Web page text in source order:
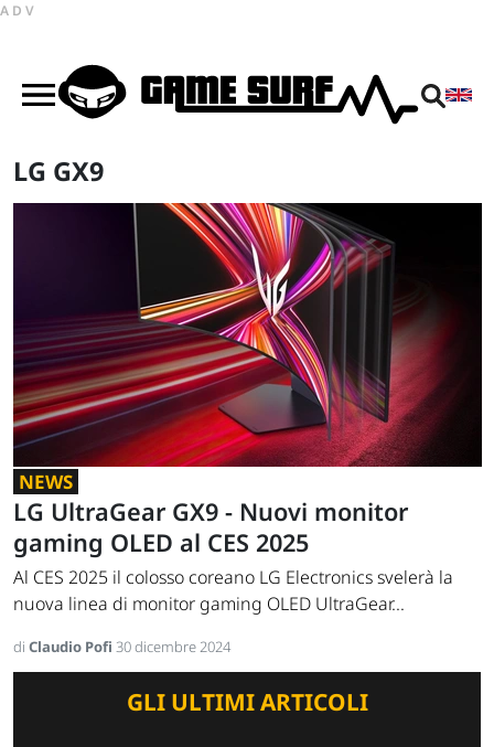
ADV
LG GX9
NEWS
LG UltraGear GX9 - Nuovi monitor
gaming OLED al CES 2025
Al CES 2025 il colosso coreano LG Electronics svelerà la
nuova linea di monitor gaming OLED UltraGear...
di Claudio Pofi 30 dicembre 2024
GLI ULTIMI ARTICOLI